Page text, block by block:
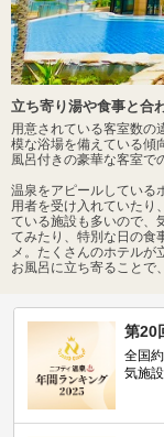
立ち寄り湯や食事と合
用意されている客室数の
模な浴場を備えている傾
風呂付きの豪華な客室で
温泉をアピールしている
用者を受け入れていたり
ている施設も多いので、
てみたり、特別な日の食
メ。たくさんのホテル
お風呂に立ち寄ることで
第20
全国
気施